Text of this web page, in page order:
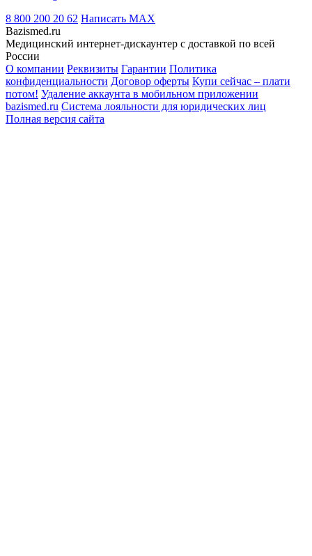
8 800 200 20 62 Написать MAX
Bazismed.ru
Медицинский интернет-дискаунтер с доставкой по всей
России
О компании Реквизиты Гарантии Политика
конфиденциальности Договор оферты Купи сейчас – плати
потом! Удаление аккаунта в мобильном приложении
bazismed.ru Система лояльности для юридических лиц
Полная версия сайта